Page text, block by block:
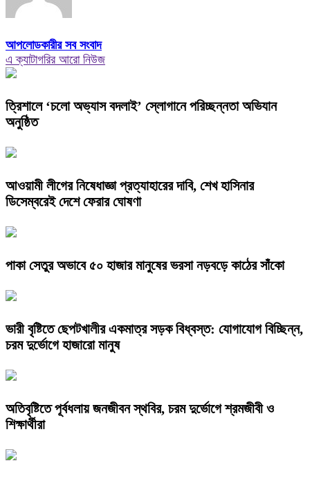
আপলোডকারীর সব সংবাদ
এ ক্যাটাগরির আরো নিউজ
‎ত্রিশালে ‘চলো অভ্যাস বদলাই’ স্লোগানে পরিচ্ছন্নতা অভিযান
অনুষ্ঠিত
আওয়ামী লীগের নিষেধাজ্ঞা প্রত্যাহারের দাবি, শেখ হাসিনার
ডিসেম্বরেই দেশে ফেরার ঘোষণা
পাকা সেতুর অভাবে ৫০ হাজার মানুষের ভরসা নড়বড়ে কাঠের সাঁকো
ভারী বৃষ্টিতে ছেপটখালীর একমাত্র সড়ক বিধ্বস্ত: যোগাযোগ বিচ্ছিন্ন,
চরম দুর্ভোগে হাজারো মানুষ
অতিবৃষ্টিতে পূর্বধলায় জনজীবন স্থবির, চরম দুর্ভোগে শ্রমজীবী ও
শিক্ষার্থীরা